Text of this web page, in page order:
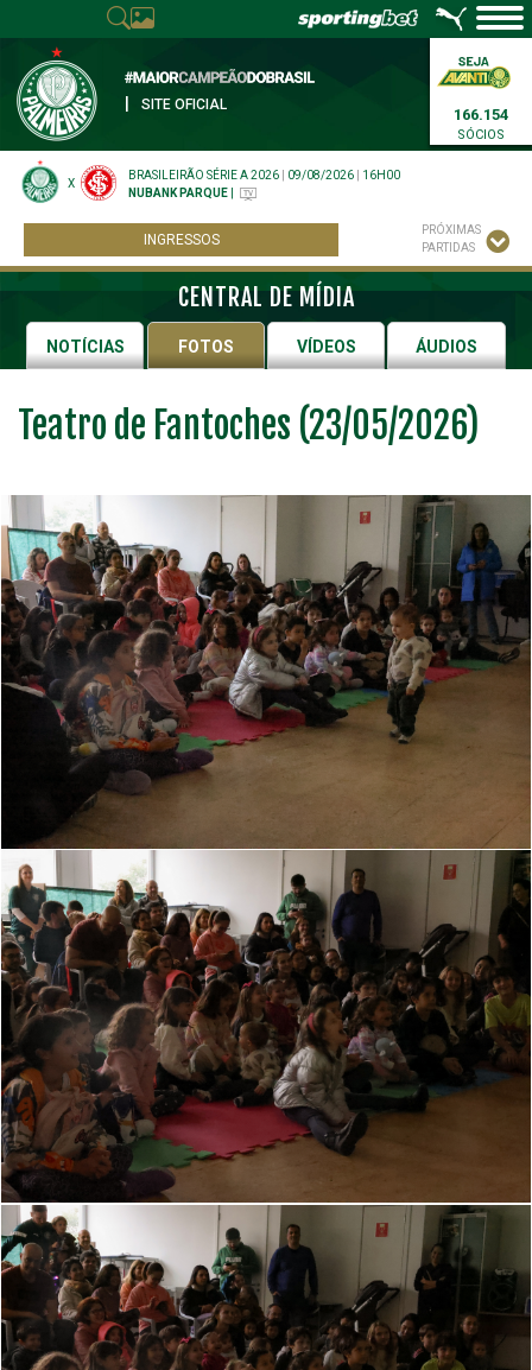
SITE OFICIAL
166.154
SÓCIOS
X
BRASILEIRÃO SÉRIE A 2026 09/08/2026
16H00
NUBANK PARQUE
INGRESSOS
PRÓXIMAS
PARTIDAS
CENTRAL DE MÍDIA
NOTÍCIAS FOTOS VÍDEOS ÁUDIOS
Teatro de Fantoches (23/05/2026)